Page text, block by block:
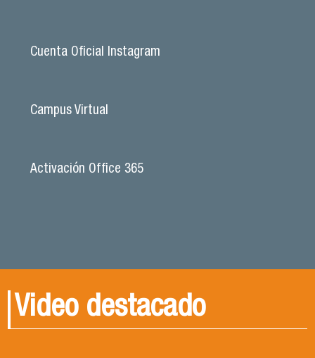
Cuenta Oficial Instagram
Campus Virtual
Activación Office 365
Video destacado